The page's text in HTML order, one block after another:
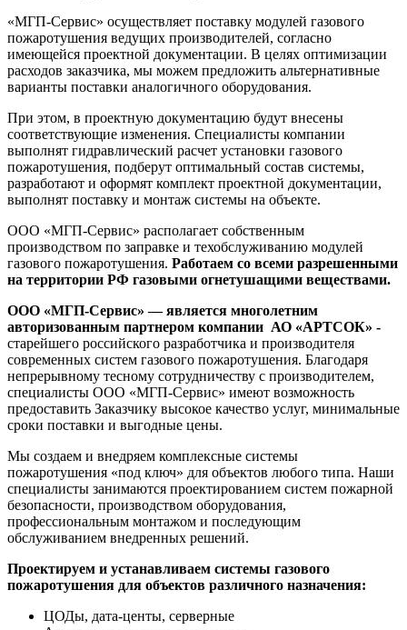
«МГП-Сервис» осуществляет поставку модулей газового
пожаротушения ведущих производителей, согласно
имеющейся проектной документации. В целях оптимизации
расходов заказчика, мы можем предложить альтернативные
варианты поставки аналогичного оборудования.
При этом, в проектную документацию будут внесены
соответствующие изменения. Специалисты компании
выполнят гидравлический расчет установки газового
пожаротушения, подберут оптимальный состав системы,
разработают и оформят комплект проектной документации,
выполнят поставку и монтаж системы на объекте.
ООО «МГП-Сервис» располагает собственным
производством по заправке и техобслуживанию модулей
газового пожаротушения. Работаем со всеми разрешенными
на территории РФ газовыми огнетушащими веществами.
ООО «МГП-Сервис» — является многолетним
авторизованным партнером компании АО «АРТСОК» -
старейшего российского разработчика и производителя
современных систем газового пожаротушения. Благодаря
непрерывному тесному сотрудничеству с производителем,
специалисты ООО «МГП-Сервис» имеют возможность
предоставить Заказчику высокое качество услуг, минимальные
сроки поставки и выгодные цены.
Мы создаем и внедряем комплексные системы
пожаротушения «под ключ» для объектов любого типа. Наши
специалисты занимаются проектированием систем пожарной
безопасности, производством оборудования,
профессиональным монтажом и последующим
обслуживанием внедренных решений.
Проектируем и устанавливаем системы газового
пожаротушения для объектов различного назначения:
ЦОДы, дата-центы, серверные